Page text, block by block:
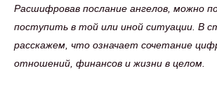
Расшифровав послание ангелов, можно
поступить в той или иной ситуации. В
расскажем, что означает сочетание
отношений, финансов и жизни в целом.